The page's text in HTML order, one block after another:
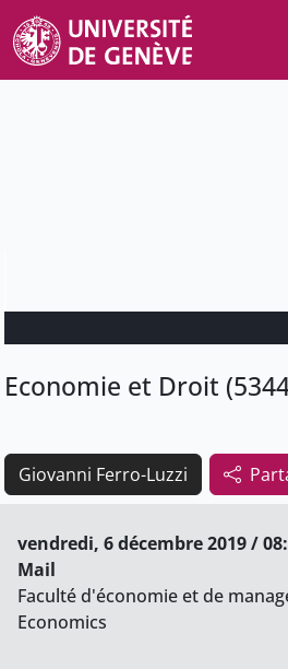
Economie et Droit
Giovanni Ferro-Luzzi
vendredi, 6 décembre 2019 /
Mail
Faculté d'économie et de
Economics